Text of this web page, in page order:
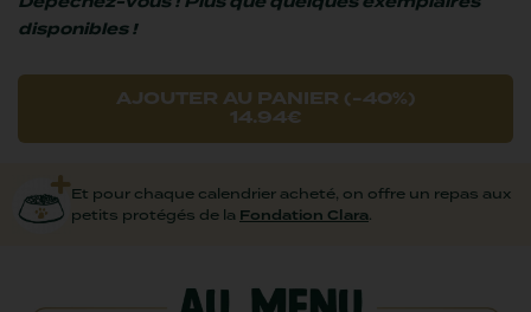
disponibles !
AJOUTER AU PANIER (-40%)
14.94€
Et pour chaque calendrier acheté, on offre un repas aux
petits protégés de la Fondation Clara.